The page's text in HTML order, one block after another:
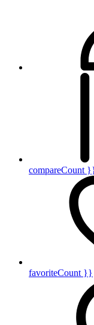
compareCount
favoriteCount }}